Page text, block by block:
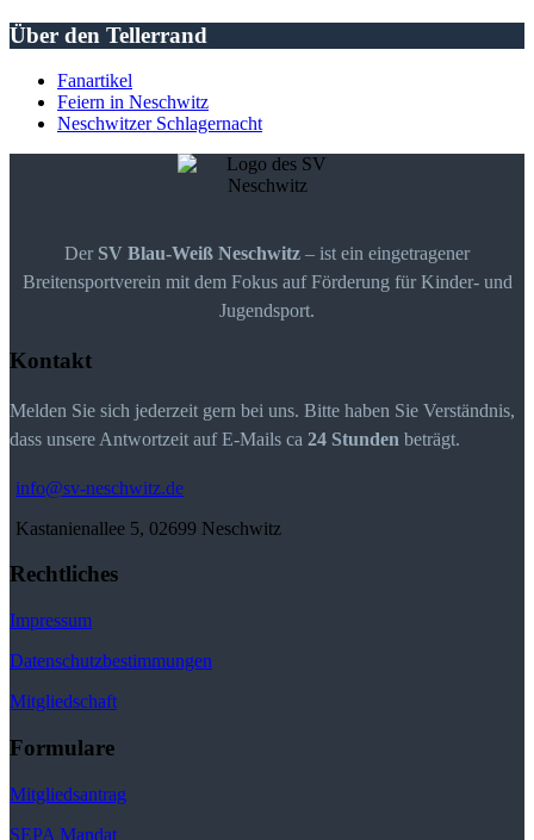
Über den Tellerrand
Fanartikel
Feiern in Neschwitz
Neschwitzer Schlagernacht
Der SV Blau-Weiß Neschwitz – ist ein eingetragener
Breitensportverein mit dem Fokus auf Förderung für Kinder- und
Jugendsport.
Kontakt
Melden Sie sich jederzeit gern bei uns. Bitte haben Sie Verständnis,
dass unsere Antwortzeit auf E-Mails ca 24 Stunden beträgt.
info@sv-neschwitz.de
Kastanienallee 5, 02699 Neschwitz
Rechtliches
Impressum
Datenschutzbestimmungen
Mitgliedschaft
Formulare
Mitgliedsantrag
SEPA Mandat